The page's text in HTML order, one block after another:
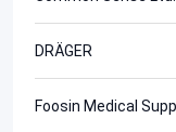
DRÄGER
Foosin Medical